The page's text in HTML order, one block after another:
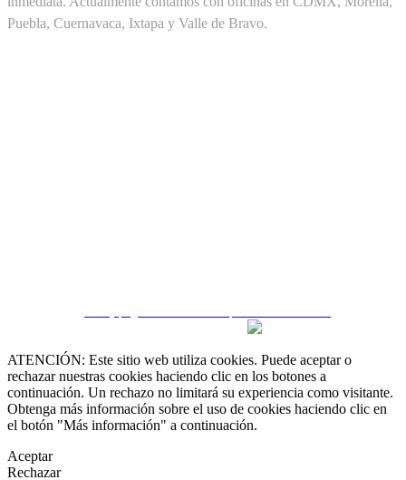
Puebla, Cuernavaca, Ixtapa y Valle de Bravo.
ATENCIÓN: Este sitio web utiliza cookies. Puede aceptar o
rechazar nuestras cookies haciendo clic en los botones a
continuación. Un rechazo no limitará su experiencia como visitante.
Obtenga más información sobre el uso de cookies haciendo clic en
el botón "Más información" a continuación.
Aceptar
Rechazar